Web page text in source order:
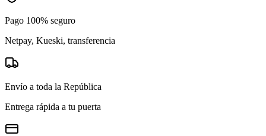
Pago 100% seguro
Netpay, Kueski, transferencia
Envío a toda la República
Entrega rápida a tu puerta